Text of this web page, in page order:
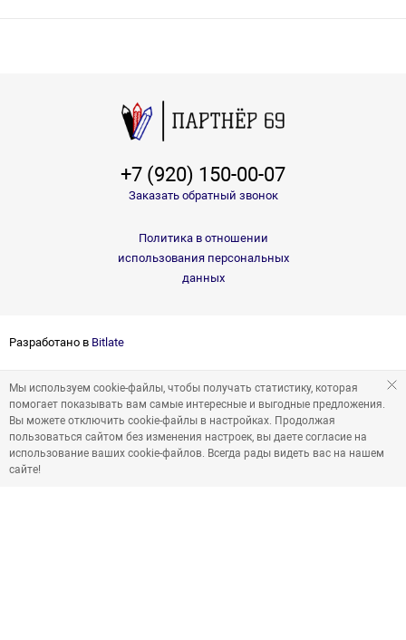
+7 (920) 150-00-07
Заказать обратный звонок
Политика в отношении
использования персональных
данных
Разработано в Bitlate
Мы используем cookie-файлы, чтобы получать статистику, которая
помогает показывать вам самые интересные и выгодные предложения.
Вы можете отключить cookie-файлы в настройках. Продолжая
пользоваться сайтом без изменения настроек, вы даете согласие на
использование ваших cookie-файлов. Всегда рады видеть вас на нашем
сайте!